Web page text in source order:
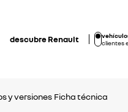
descubre Renault
clientes
y versiones Ficha técnica